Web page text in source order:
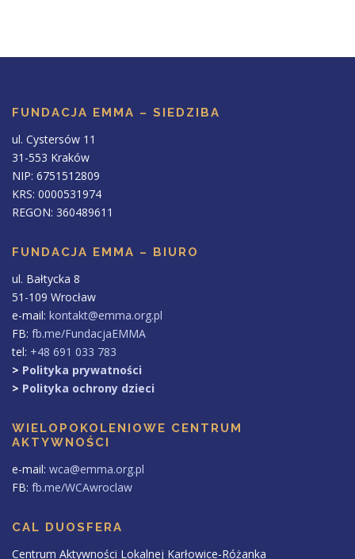
FUNDACJA EMMA – SIEDZIBA
ul. Cystersów 11
31-553 Kraków
NIP: 6751512809
KRS: 0000531974
REGON: 360489611
FUNDACJA EMMA – BIURO
ul. Bałtycka 8
51-109 Wrocław
e-mail: kontakt@emma.org.pl
FB: fb.me/FundacjaEMMA
tel: +48 691 033 783
> Polityka prywatności
> Polityka ochrony dzieci
WIELOPOKOLENIOWE CENTRUM
AKTYWNOŚCI
e-mail: wca@emma.org.pl
FB: fb.me/WCAwroclaw
CAL DUOSFERA
Centrum Aktywności Lokalnej Karłowice-Różanka